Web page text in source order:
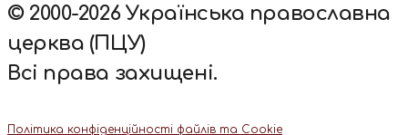
© 2000-2026 Українська православна
церква (ПЦУ)
Всі права захищені.
Політика конфіденційності файлів та Cookie